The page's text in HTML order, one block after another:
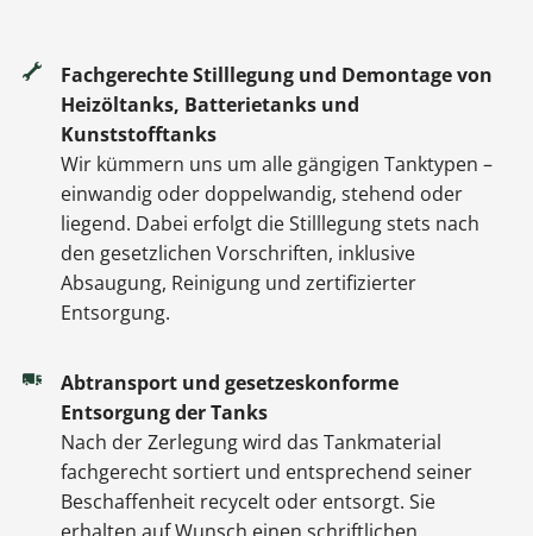
Fachgerechte Stilllegung und Demontage von
Heizöltanks, Batterietanks und
Kunststofftanks
Wir kümmern uns um alle gängigen Tanktypen –
einwandig oder doppelwandig, stehend oder
liegend. Dabei erfolgt die Stilllegung stets nach
den gesetzlichen Vorschriften, inklusive
Absaugung, Reinigung und zertifizierter
Entsorgung.
Abtransport und gesetzeskonforme
Entsorgung der Tanks
Nach der Zerlegung wird das Tankmaterial
fachgerecht sortiert und entsprechend seiner
Beschaffenheit recycelt oder entsorgt. Sie